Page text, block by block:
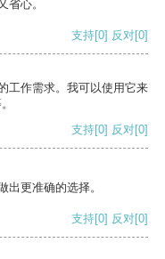
省心。
支持[0] 反对[0]
工作需求。我可以使用它来
支持[0] 反对[0]
出更准确的选择。
支持[0] 反对[0]